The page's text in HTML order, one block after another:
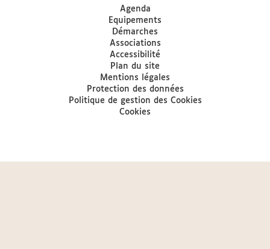
Agenda
Equipements
Démarches
Associations
Accessibilité
Plan du site
Mentions légales
Protection des données
Politique de gestion des Cookies
Cookies